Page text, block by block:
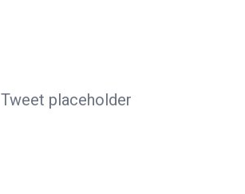
Tweet placeholder